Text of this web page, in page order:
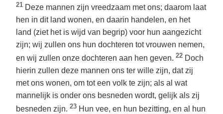
21 Deze mannen zijn vreedzaam met ons; daarom laat
hen in dit land wonen, en daarin handelen, en het
land (ziet het is wijd van begrip) voor hun aangezicht
zijn; wij zullen ons hun dochteren tot vrouwen nemen,
en wij zullen onze dochteren aan hen geven. 22 Doch
hierin zullen deze mannen ons ter wille zijn, dat zij
met ons wonen, om tot een volk te zijn; als al wat
mannelijk is onder ons besneden wordt, gelijk als zij
besneden zijn. 23 Hun vee, en hun bezitting, en al hun